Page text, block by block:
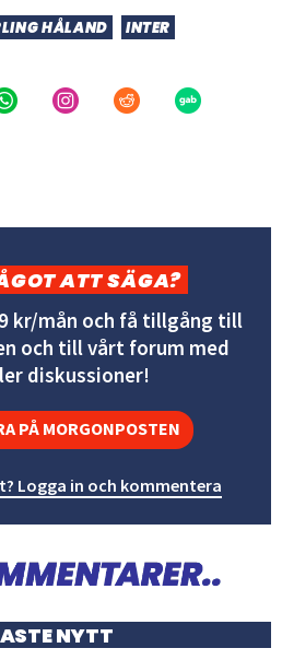
HÅLAND
INTER
ATT SÄGA?
kr/mån och få tillgång till
och till vårt forum med
diskussioner!
PÅ MORGONPOSTEN
Logga in och kommentera
NYTT